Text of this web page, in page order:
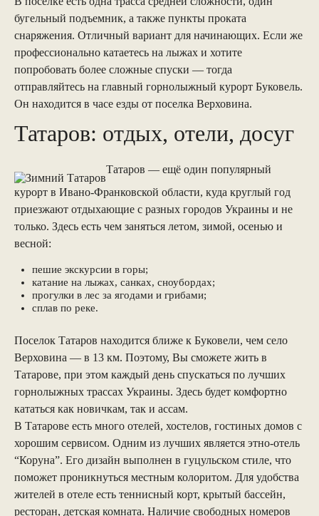
бугельный подъемник, а также пункты проката
снаряжения. Отличный вариант для начинающих. Если же
профессионально катаетесь на лыжах и хотите
попробовать более сложные спуски — тогда
отправляйтесь на главный горнолыжный курорт Буковель.
Он находится в часе езды от поселка Верховина.
Татаров: отдых, отели, досуг
Татаров — ещё один популярный
курорт в Ивано-Франковской области, куда круглый год
приезжают отдыхающие с разных городов Украины и не
только. Здесь есть чем заняться летом, зимой, осенью и
весной:
пешие экскурсии в горы;
катание на лыжах, санках, сноубордах;
прогулки в лес за ягодами и грибами;
сплав по реке.
Поселок Татаров находится ближе к Буковели, чем село
Верховина — в 13 км. Поэтому, Вы сможете жить в
Татарове, при этом каждый день спускаться по лучших
горнолыжных трассах Украины. Здесь будет комфортно
кататься как новичкам, так и ассам.
В Татарове есть много отелей, хостелов, гостиных домов с
хорошим сервисом. Одним из лучших является этно-отель
“Коруна”. Его дизайн выполнен в гуцульском стиле, что
поможет проникнуться местным колоритом. Для удобства
жителей в отеле есть теннисный корт, крытый бассейн,
ресторан, детская комната. Наличие свободных номеров